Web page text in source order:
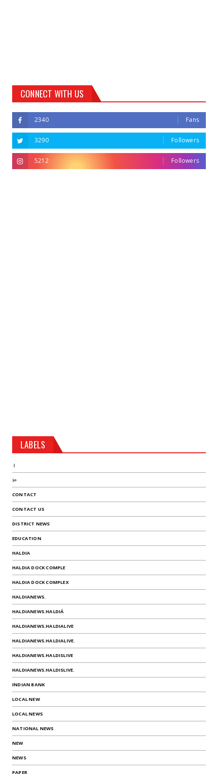
CONNECT WITH US
2340 Fans
3290 Followers
5212 Followers
LABELS
।
১০
CONTACT
CONTACT US
DISTRICT NEWS
EDUCATION
HALDIA
HALDIA DOCK COMPLE
HALDIA DOCK COMPLEX
HALDIANEWS.
HALDIANEWS.HALDIÁ
HALDIANEWS.HALDIALIVE
HALDIANEWS.HALDIALIVE.
HALDIANEWS.HALDISLIVE
HALDIANEWS.HALDISLIVE.
INDIAN BANK
LOCAL NEW
LOCAL NEWS
NATIONAL NEWS
NEW
NEWS
PAPER